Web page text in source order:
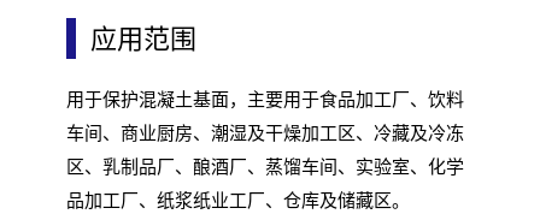
应用范围
用于保护混凝土基面，主要用于食品加工厂、饮料
车间、商业厨房、潮湿及干燥加工区、冷藏及冷冻
区、乳制品厂、酿酒厂、蒸馏车间、实验室、化学
品加工厂、纸浆纸业工厂、仓库及储藏区。